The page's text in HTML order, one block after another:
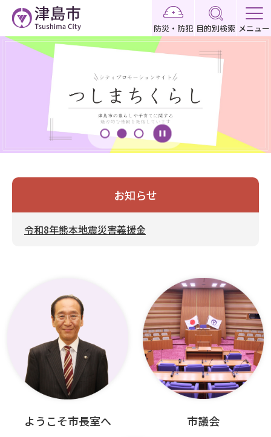
ペ
す
防災・防犯 目的別検索 メニュー
本
お知らせ
令和8年熊本地震災害義援金
ようこそ市長室へ 市議会